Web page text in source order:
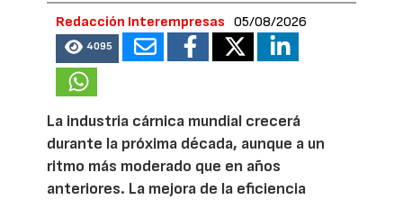
Redacción Interempresas 05/08/2026
4095
La industria cárnica mundial crecerá
durante la próxima década, aunque a un
ritmo más moderado que en años
anteriores. La mejora de la eficiencia